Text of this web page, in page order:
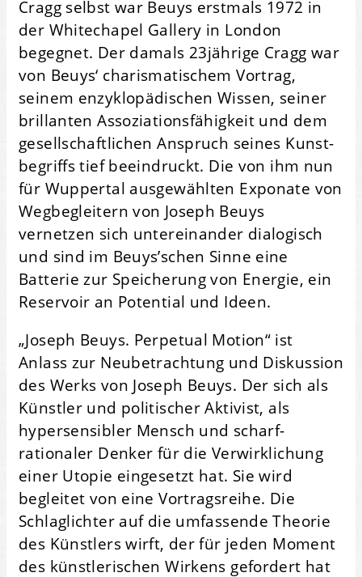
Cragg selbst war Beuys erstmals 1972 in
der Whitechapel Gallery in London
begegnet. Der damals 23jährige Cragg war
von Beuys‘ charis­matischem Vortrag,
seinem enzyklo­pädischen Wissen, seiner
brillanten Assoziations­fähigkeit und dem
gesellschaftlichen Anspruch seines Kunst­
begriffs tief beeindruckt. Die von ihm nun
für Wuppertal ausgewählten Exponate von
Weg­begleitern von Joseph Beuys
vernetzen sich unter­einander dialogisch
und sind im Beuys’schen Sinne eine
Batterie zur Speicherung von Energie, ein
Reservoir an Potential und Ideen.
„Joseph Beuys. Perpetual Motion“ ist
Anlass zur Neubetrachtung und Diskussion
des Werks von Joseph Beuys. Der sich als
Künstler und politischer Aktivist, als
hypersensibler Mensch und scharf-
rationaler Denker für die Verwirklichung
einer Utopie eingesetzt hat. Sie wird
begleitet von eine Vortragsreihe. Die
Schlaglichter auf die umfassende Theorie
des Künstlers wirft, der für jeden Moment
des künstlerischen Wirkens gefordert hat